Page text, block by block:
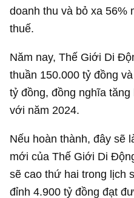
doanh thu và bỏ xa 56%
thuế.
Năm nay, Thế Giới Di
thuần 150.000 tỷ đồng
tỷ đồng, đồng nghĩa
với năm 2024.
Nếu hoàn thành, đây sẽ
mới của Thế Giới Di
sẽ cao thứ hai trong lịch
đỉnh4.900 tỷ đồng đạt